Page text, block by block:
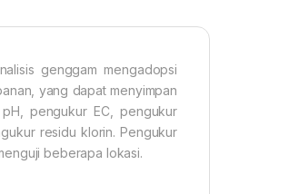
genggam mengadopsi
yang dapat menyimpan
pengukur EC, pengukur
residu klorin. Pengukur
beberapa lokasi.